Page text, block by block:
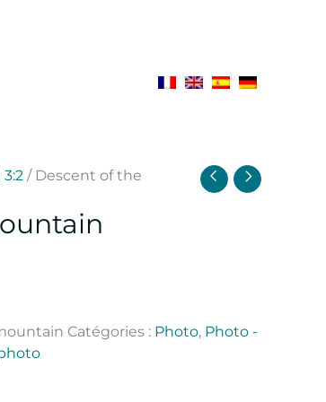
/ Descent of the
Catégories : Photo, Photo -